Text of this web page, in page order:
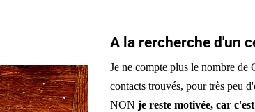
A la rercherche d'un
Je ne compte plus le nombre
contacts trouvés, pour très peu
NONje reste motivée, car